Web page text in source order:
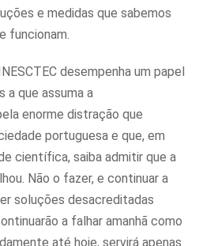
e medidas que sabemos
funcionam.
desempenha um papel
a que assuma a
enorme distração que
portuguesa e que, em
científica, saiba admitir que a
Não o fazer, e continuar a
soluções desacreditadas
a falhar amanhã como
até hoje, servirá apenas